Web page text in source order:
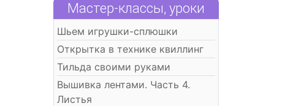
Мастер-классы, уроки
Шьем игрушки-сплюшки
Открытка в технике квиллинг
Тильда своими руками
Вышивка лентами. Часть 4.
Листья